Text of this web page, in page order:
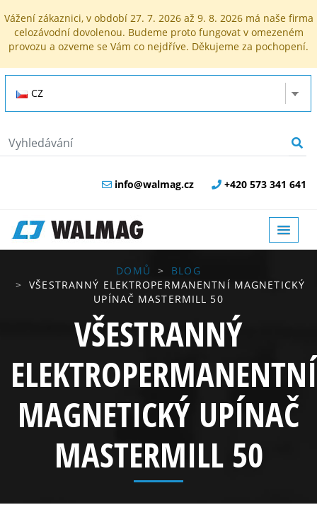
Vážení zákaznici, v období 27. 7. 2026 až 9. 8. 2026 má naše firma
celozávodní dovolenou. Budeme proto fungovat v omezeném
provozu a ozveme se Vám co nejdříve. Děkujeme za pochopení.
CZ
+420 573 341 641
info@walmag.cz
DOMŮ
BLOG
VŠESTRANNÝ ELEKTROPERMANENTNÍ MAGNETICKÝ
UPÍNAČ MASTERMILL 50
VŠESTRANNÝ
ELEKTROPERMANENTNÍ
MAGNETICKÝ UPÍNAČ
MASTERMILL 50